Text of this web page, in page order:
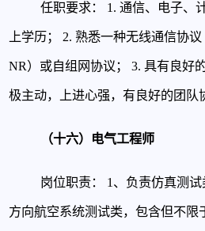
任职要求： 1. 通信、电子、
上学历；2. 熟悉一种无线通信协
NR）或自组网协议；3. 具有良好
极主动，上进心强，有良好的团队
（十六）电气工程师
岗位职责： 1、负责仿真测
方向航空系统测试类，包含但不